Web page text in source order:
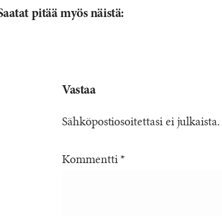
pitää myös näistä:
Vastaa
Sähköpostiosoitettasi ei julkaista.
Kommentti *